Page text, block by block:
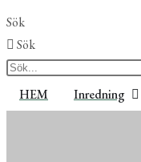
Sök
Sök
HEM Inredning